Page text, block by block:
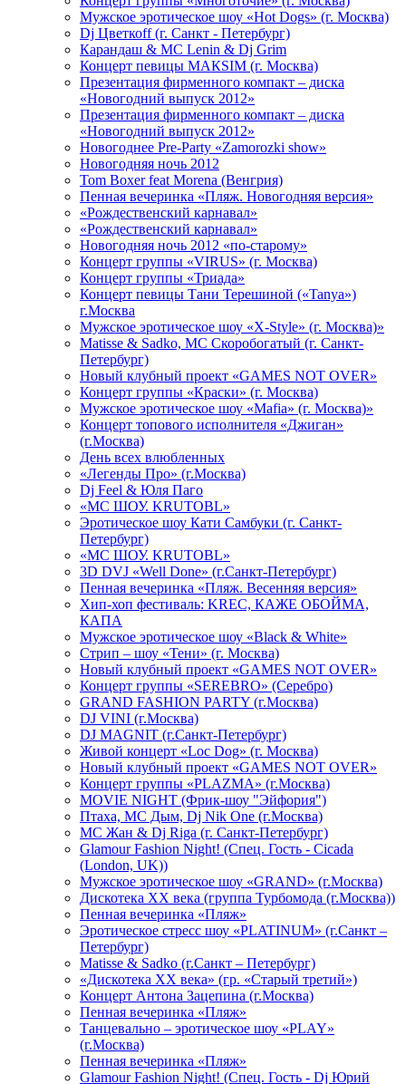
Мужское эротическое шоу «Hot Dogs» (г. Москва)
Dj Цветкоff (г. Санкт - Петербург)
Карандаш & МС Lenin & Dj Grim
Концерт певицы МАКSIМ (г. Москва)
Презентация фирменного компакт – диска
«Новогодний выпуск 2012»
Презентация фирменного компакт – диска
«Новогодний выпуск 2012»
Новогоднее Pre-Party «Zamorozki show»
Новогодняя ночь 2012
Tom Boxer feat Morena (Венгрия)
Пенная вечеринка «Пляж. Новогодняя версия»
«Рождественский карнавал»
«Рождественский карнавал»
Новогодняя ночь 2012 «по-старому»
Концерт группы «VIRUS» (г. Москва)
Концерт группы «Триада»
Концерт певицы Тани Терешиной («Tanya»)
г.Москва
Мужское эротическое шоу «X-Style» (г. Москва)»
Matissе & Sadko, MC Скоробогатый (г. Санкт-
Петербург)
Новый клубный проект «GAMES NOT OVER»
Концерт группы «Краски» (г. Москва)
Мужское эротическое шоу «Mafia» (г. Москва)»
Концерт топового исполнителя «Джиган»
(г.Москва)
День всех влюбленных
«Легенды Про» (г.Москва)
Dj Feel & Юля Паго
«МС ШОУ. KRUTOBL»
Эротическое шоу Кати Самбуки (г. Санкт-
Петербург)
«МС ШОУ. KRUTOBL»
3D DVJ «Well Done» (г.Санкт-Петербург)
Пенная вечеринка «Пляж. Весенняя версия»
Хип-хоп фестиваль: KREC, КАЖЕ ОБОЙМА,
КАПА
Мужское эротическое шоу «Black & White»
Стрип – шоу «Тени» (г. Москва)
Новый клубный проект «GAMES NOT OVER»
Концерт группы «SEREBRO» (Серебро)
GRAND FASHION PARTY (г.Москва)
DJ VINI (г.Москва)
DJ MAGNIT (г.Санкт-Петербург)
Живой концерт «Loc Dog» (г. Москва)
Новый клубный проект «GAMES NOT OVER»
Концерт группы «PLAZMA» (г.Москва)
MOVIE NIGHT (Фрик-шоу "Эйфория")
Птаха, МС Дым, Dj Nik One (г.Москва)
МС Жан & Dj Riga (г. Санкт-Петербург)
Glamour Fashion Night! (Спец. Гость - Cicada
(London, UK))
Мужское эротическое шоу «GRAND» (г.Москва)
Дискотека XX века (группа Турбомода (г.Москва))
Пенная вечеринка «Пляж»
Эротическое стресс шоу «PLATINUM» (г.Санкт –
Петербург)
Matisse & Sadko (г.Санкт – Петербург)
«Дискотека ХХ века» (гр. «Старый третий»)
Концерт Антона Зацепина (г.Москва)
Пенная вечеринка «Пляж»
Танцевально – эротическое шоу «PLAY»
(г.Москва)
Пенная вечеринка «Пляж»
Glamour Fashion Night! (Спец. Гость - Dj Юрий